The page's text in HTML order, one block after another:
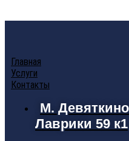
Главная
Услуги
Контакты
М.
Лаврики 59 к1